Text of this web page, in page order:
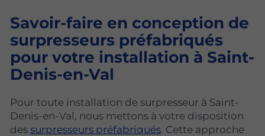
Savoir-faire en conception de
surpresseurs préfabriqués
pour votre installation à Saint-
Denis-en-Val
Pour toute installation de surpresseur à Saint-
Denis-en-Val, nous mettons à votre disposition
des surpresseurs préfabriqués. Cette approche